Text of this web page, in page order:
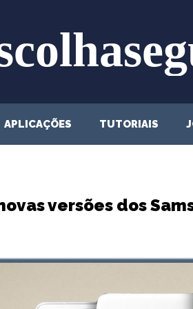
APLICAÇÕES TUTORIAIS
versões dos